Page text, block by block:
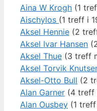
Aina W Krogh (1
Aischylos (1 treff i
Aksel Hennie (2
Aksel Ivar Hansen
Aksel Thue (3 treff
Aksel Torvik
Aksel-Otto Bull (2
Alan Garner (4 treff
Alan Ousbey (1